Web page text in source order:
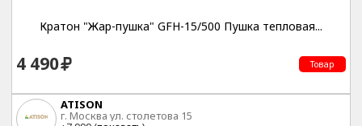
Кратон "Жар-пушка" GFH-15/500 Пушка тепловая...
4 490 Товар
ATISON
г. Москва ул. столетова 15